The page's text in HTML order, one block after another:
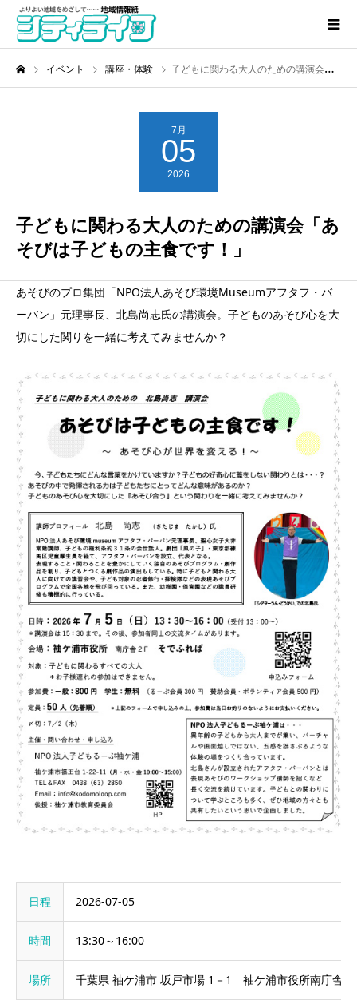
イベント 講座・体験 子どもに関わる大人のための講演会「あそびは子どもの主食です！」
7月
05
2026
子どもに関わる大人のための講演会「あ
そびは子どもの主食です！」
あそびのプロ集団「NPO法人あそび環境Museumアフタフ・バ
ーバン」元理事長、北島尚志氏の講演会。子どものあそび心を大
切にした関りを一緒に考えてみませんか？
日程 2026-07-05
時間 13:30～16:00
場所 千葉県 袖ケ浦市 坂戸市場 1－1 袖ケ浦市役所南庁舎